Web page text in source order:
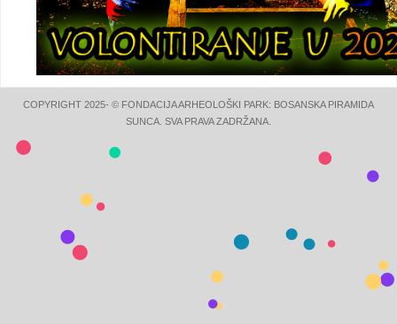
COPYRIGHT 2025- © FONDACIJA ARHEOLOŠKI PARK: BOSANSKA PIRAMIDA
SUNCA. SVA PRAVA ZADRŽANA.